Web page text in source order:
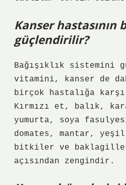
Kanser hastasının
güçlendirilir?
Bağışıklık sistemini
vitamini, kanser de
birçok hastalığa
Kırmızı et, balık,
yumurta, soya
domates, mantar,
bitkiler ve
açısından zengindir.